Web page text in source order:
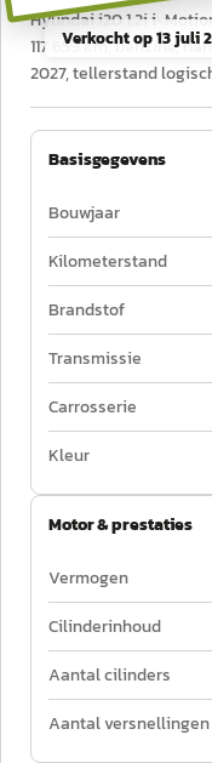
Verkocht op13 juli
Hyundai i20 1.2i i-
117.659 km, benzine,
2027, tellerstand
Basisgegevens
Bouwjaar
Kilometerstand
Brandstof
Transmissie
Carrosserie
Kleur
Motor & prestaties
Vermogen
Cilinderinhoud
Aantal cilinders
Aantal versnellingen